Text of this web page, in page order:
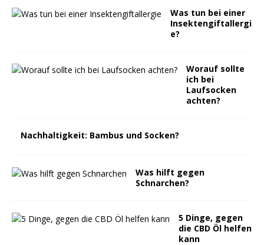
Was tun bei einer
Insektengiftallergi
e?
Worauf sollte
ich bei
Laufsocken
achten?
Nachhaltigkeit: Bambus und Socken?
Was hilft gegen
Schnarchen?
5 Dinge, gegen
die CBD Öl helfen
kann